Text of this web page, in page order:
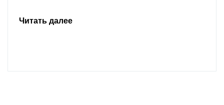
Читать далее